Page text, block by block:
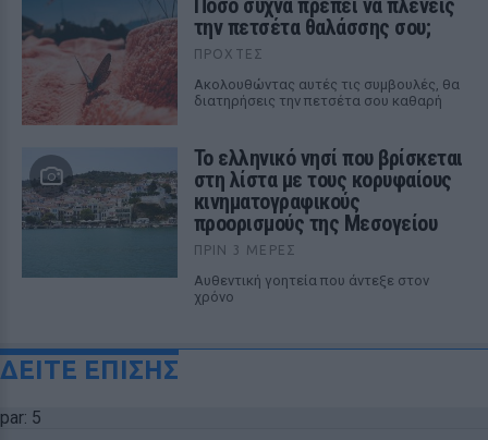
Πόσο συχνά πρέπει να πλένεις
την πετσέτα θαλάσσης σου;
ΠΡΟΧΤΈΣ
Ακολουθώντας αυτές τις συμβουλές, θα
διατηρήσεις την πετσέτα σου καθαρή
Το ελληνικό νησί που βρίσκεται
στη λίστα με τους κορυφαίους
κινηματογραφικούς
προορισμούς της Μεσογείου
ΠΡΙΝ 3 ΜΈΡΕΣ
Αυθεντική γοητεία που άντεξε στον
χρόνο
ΔΕΙΤΕ ΕΠΙΣΗΣ
par: 5